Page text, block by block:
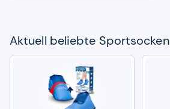
Aktu­ell beliebte Sports­o­cken